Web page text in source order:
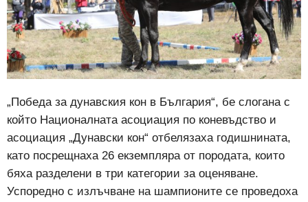
„Победа за дунавския кон в България“, бе слогана с
който Националната асоциация по коневъдство и
асоциация „Дунавски кон“ отбелязаха годишнината,
като посрещнаха 26 екземпляра от породата, които
бяха разделени в три категории за оценяване.
Успоредно с излъчване на шампионите се проведоха